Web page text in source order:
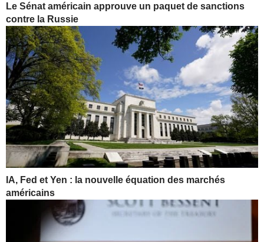
Le Sénat américain approuve un paquet de sanctions
contre la Russie
IA, Fed et Yen : la nouvelle équation des marchés
américains